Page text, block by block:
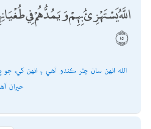
اللَّهُ يَسْتَهْزِئُ بِهِمْ وَيَمُدُّهُمْ فِي
الله انھن سان چٿر ڪندو آھي ۽ انھن کي، جو
حيران